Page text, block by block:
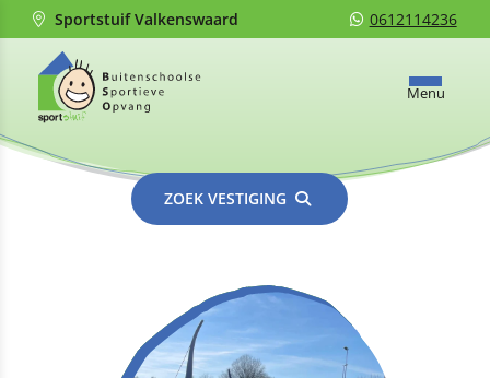
Sportstuif Valkenswaard 0612114236
Menu
ZOEK VESTIGING